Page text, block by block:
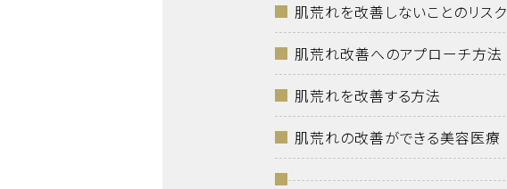
肌荒れを改善しないことのリスク
肌荒れ改善へのアプローチ方法
肌荒れを改善する方法
肌荒れの改善ができる美容医療